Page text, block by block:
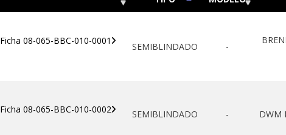
Ficha 08-065-BBC-010-0001
SEMIBLINDADO -
Ficha 08-065-BBC-010-0002 SEMIBLINDADO - DWM